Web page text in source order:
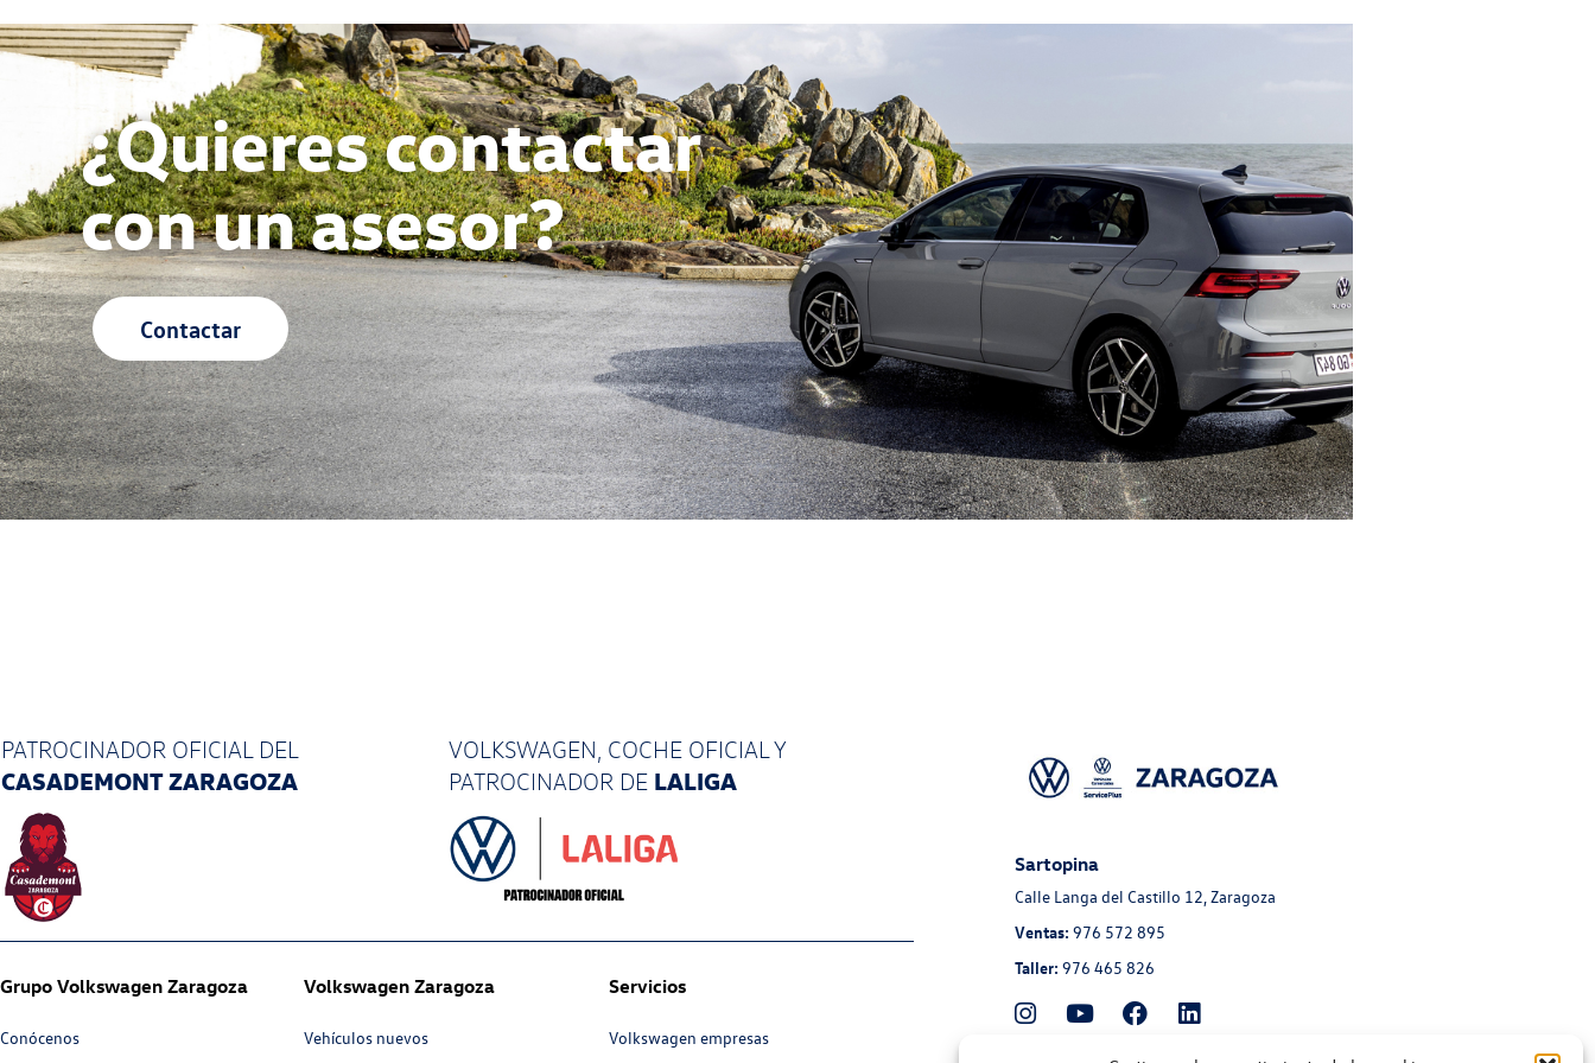
¿Quieres contactar
con un asesor?
Contactar
PATROCINADOR OFICIAL DEL
CASADEMONT ZARAGOZA
VOLKSWAGEN, COCHE OFICIAL Y
PATROCINADOR DE LALIGA
Grupo Volkswagen Zaragoza
Conócenos
Volkswagen Zaragoza
Vehículos nuevos
Servicios
Volkswagen empresas
Sartopina
Calle Langa del Castillo 12, Zaragoza
Ventas: 976 572 895
Taller: 976 465 826